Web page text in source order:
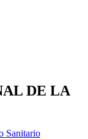
DE LA
Sanitario